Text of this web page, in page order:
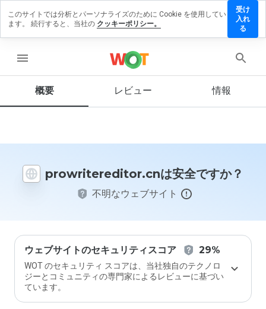
menu
概要 レビュー 情報
prowritereditor.cnは安全ですか？
不明なウェブサイト
ウェブサイトのセキュリティスコア 29%
WOT のセキュリティ スコアは、当社独自のテクノロ
ジーとコミュニティの専門家によるレビューに基づい
ています。
ューを残
この
イト
から
価し
ます
か？
このサイトでは分析とパーソナライズのために Cookie を使用してい
ます。 続行すると、当社の クッキーポリシー。
受け
入れ
る